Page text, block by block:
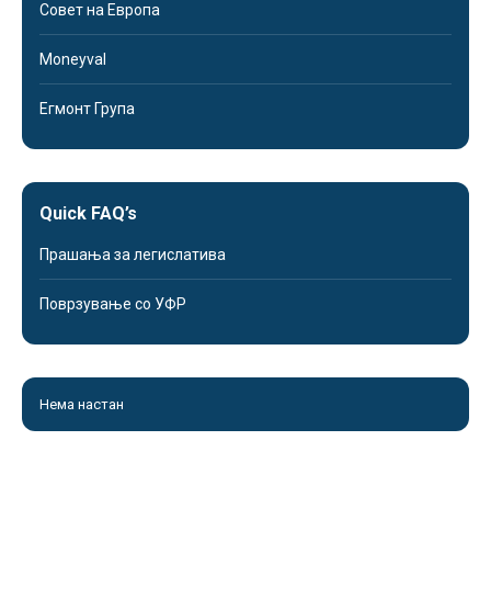
Совет на Европа
Moneyval
Егмонт Група
Quick FAQ’s
Прашања за легислатива
Поврзување со УФР
Нема настан